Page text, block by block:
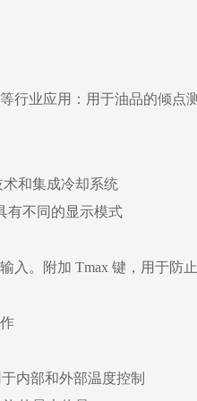
行业应用：用于油品的倾点
和集成冷却系统
有不同的显示模式
入。附加 Tmax 键，用于防止
内部和外部温度控制